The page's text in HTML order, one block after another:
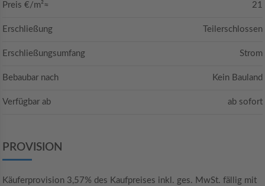
Preis €/m²≈ 21
Erschließung Teilerschlossen
Erschließungsumfang Strom
Bebaubar nach Kein Bauland
Verfügbar ab ab sofort
PROVISION
Käuferprovision 3,57% des Kaufpreises inkl. ges. MwSt. fällig mit